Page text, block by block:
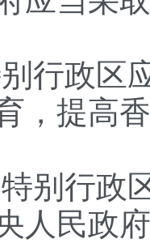
行政区
，提高
别行政
人民政